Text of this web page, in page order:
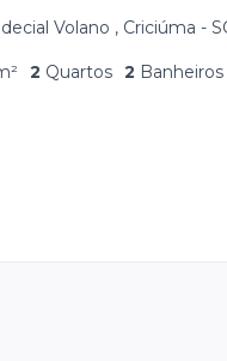
Le Blanc
2Banheiros 2Vagas